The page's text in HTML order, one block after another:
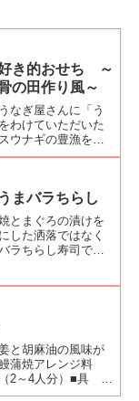
き的おせち ～
の田作り風～
なぎ屋さんに「う
わけていただいた
ウナギの豊漁を願
の骨の田作り風」
した。まず、うな
げ「骨せんべい」
骨せんべいの作り
骨をよく洗います。
の...
まバラちらし
とまぐろの漬けを
した洒落ではなく
ラちらし寿司で
！レシピを印刷す
前）うなぎの蒲焼
...
と胡麻油の風味が
蒲焼アレンジ料
2～4人分）■具 材
の蒲焼